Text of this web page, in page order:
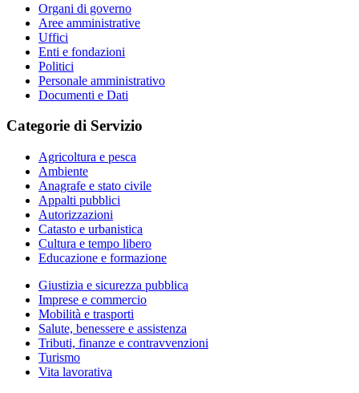
Organi di governo
Aree amministrative
Uffici
Enti e fondazioni
Politici
Personale amministrativo
Documenti e Dati
Categorie di Servizio
Agricoltura e pesca
Ambiente
Anagrafe e stato civile
Appalti pubblici
Autorizzazioni
Catasto e urbanistica
Cultura e tempo libero
Educazione e formazione
Giustizia e sicurezza pubblica
Imprese e commercio
Mobilità e trasporti
Salute, benessere e assistenza
Tributi, finanze e contravvenzioni
Turismo
Vita lavorativa